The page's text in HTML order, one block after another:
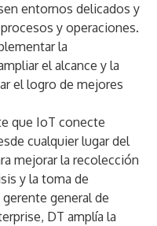
entornos delicados y
y operaciones.
la
el alcance y la
el logro de mejores
que IoT conecte
cualquier lugar del
mejorar la recolección
y la toma de
general de
DT amplía la